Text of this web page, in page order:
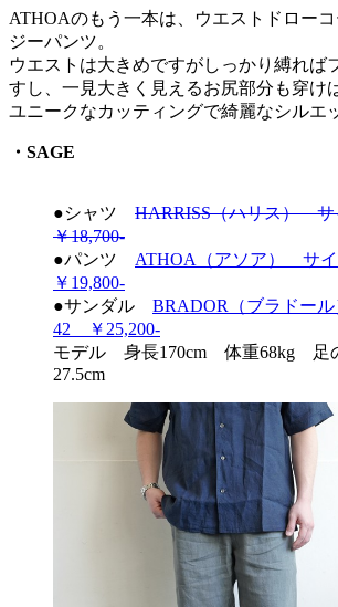
ATHOAのもう一本は、ウエストドロー
ジーパンツ。
ウエストは大きめですがしっかり縛れば
すし、一見大きく見えるお尻部分も穿け
ユニークなカッティングで綺麗なシルエ
・SAGE
●シャツ HARRISS（ハリス）
￥18,700-
●パンツ ATHOA（アソア） サ
￥19,800-
●サンダル BRADOR（ブラドー
42 ￥25,200-
モデル 身長170cm 体重68kg 足
27.5cm